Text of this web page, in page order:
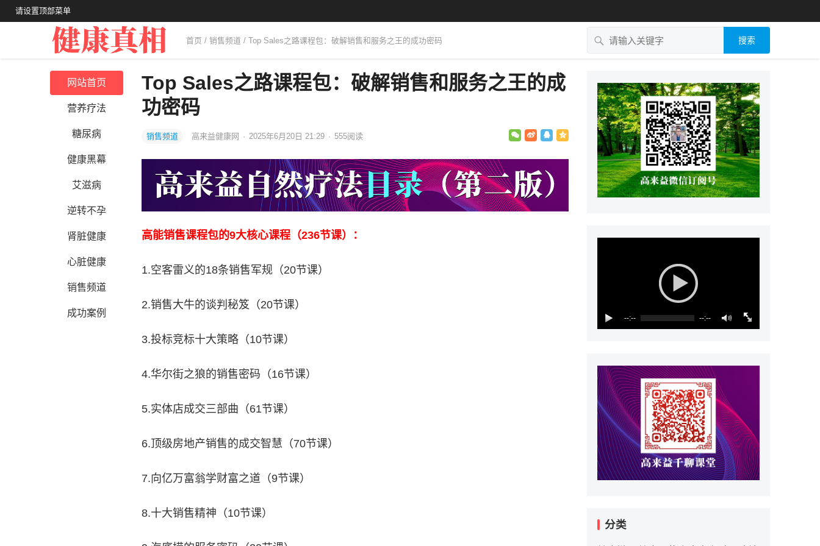
请设置顶部菜单
首页 / 销售频道 / Top Sales之路课程包：破解销售和服务之王的成功密码 搜索
网站首页
营养疗法
糖尿病
健康黑幕
艾滋病
逆转不孕
肾脏健康
心脏健康
销售频道
成功案例
Top Sales之路课程包：破解销售和服务之王的成
功密码
销售频道 高来益健康网 · 2025年6月20日 21:29 · 555阅读
高能销售课程包的9大核心课程（236节课）：
1.空客雷义的18条销售军规（20节课）
2.销售大牛的谈判秘笈（20节课）
3.投标竞标十大策略（10节课）
4.华尔街之狼的销售密码（16节课）
5.实体店成交三部曲（61节课）
6.顶级房地产销售的成交智慧（70节课）
7.向亿万富翁学财富之道（9节课）
8.十大销售精神（10节课）
--:-- --:--
分类